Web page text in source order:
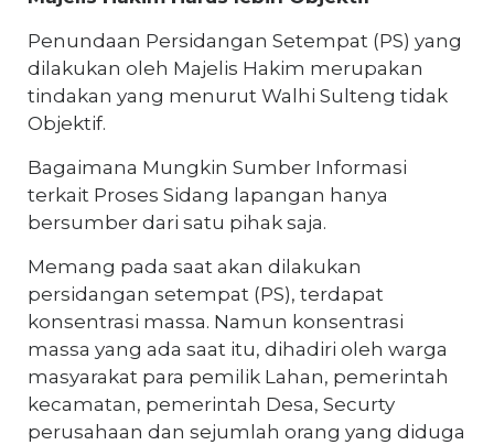
Penundaan Persidangan Setempat (PS) yang
dilakukan oleh Majelis Hakim merupakan
tindakan yang menurut Walhi Sulteng tidak
Objektif.
Bagaimana Mungkin Sumber Informasi
terkait Proses Sidang lapangan hanya
bersumber dari satu pihak saja.
Memang pada saat akan dilakukan
persidangan setempat (PS), terdapat
konsentrasi massa. Namun konsentrasi
massa yang ada saat itu, dihadiri oleh warga
masyarakat para pemilik Lahan, pemerintah
kecamatan, pemerintah Desa, Securty
perusahaan dan sejumlah orang yang diduga